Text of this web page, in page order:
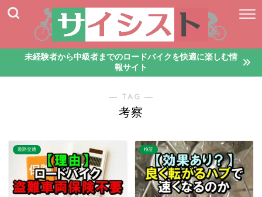
未経験者から中級者までのロードバイクを快適に楽しむ情
報サイト
― TAG ―
考察
道路交通 検証